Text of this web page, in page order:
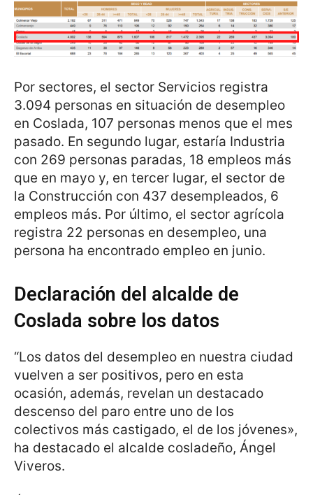
Por sectores, el sector Servicios registra
3.094 personas en situación de desempleo
en Coslada, 107 personas menos que el mes
pasado. En segundo lugar, estaría Industria
con 269 personas paradas, 18 empleos más
que en mayo y, en tercer lugar, el sector de
la Construcción con 437 desempleados, 6
empleos más. Por último, el sector agrícola
registra 22 personas en desempleo, una
persona ha encontrado empleo en junio.
Declaración del alcalde de
Coslada sobre los datos
“Los datos del desempleo en nuestra ciudad
vuelven a ser positivos, pero en esta
ocasión, además, revelan un destacado
descenso del paro entre uno de los
colectivos más castigado, el de los jóvenes»,
ha destacado el alcalde cosladeño, Ángel
Viveros.